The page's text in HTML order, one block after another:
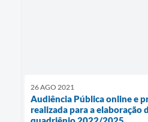
26 AGO 2021
Audiência Pública online e
realizada para a elaboração